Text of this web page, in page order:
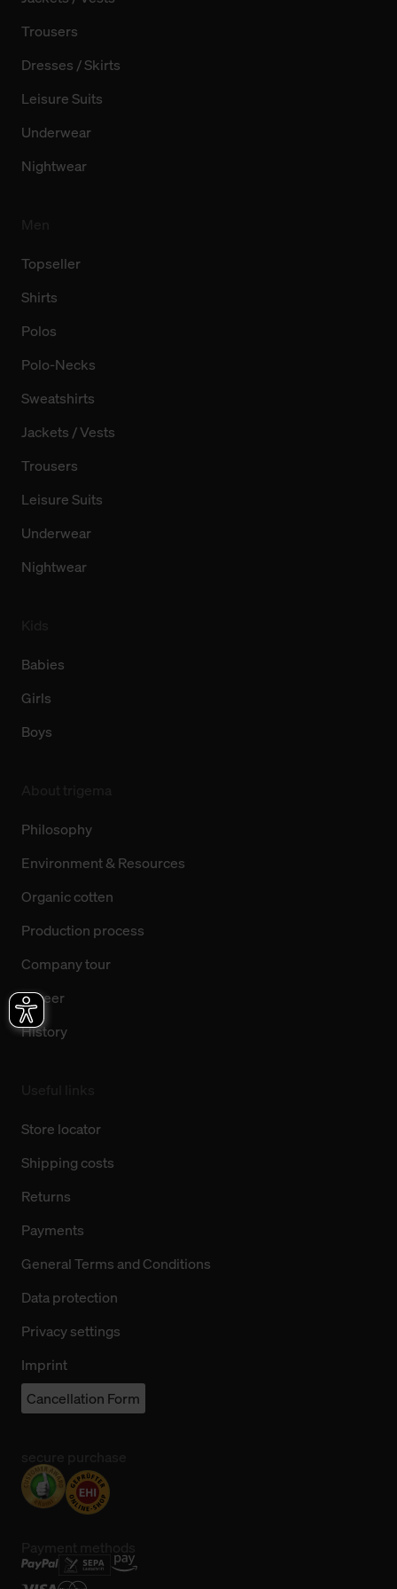
Trousers
Dresses / Skirts
Leisure Suits
Underwear
Nightwear
Topseller
Shirts
Polos
Polo-Necks
Sweatshirts
Jackets / Vests
Trousers
Leisure Suits
Underwear
Nightwear
Babies
Girls
Boys
Philosophy
Environment & Resources
Organic cotten
Production process
Company tour
Career
History
Store locator
Shipping costs
Returns
Payments
General Terms and Conditions
Data protection
Privacy settings
Imprint
Cancellation Form